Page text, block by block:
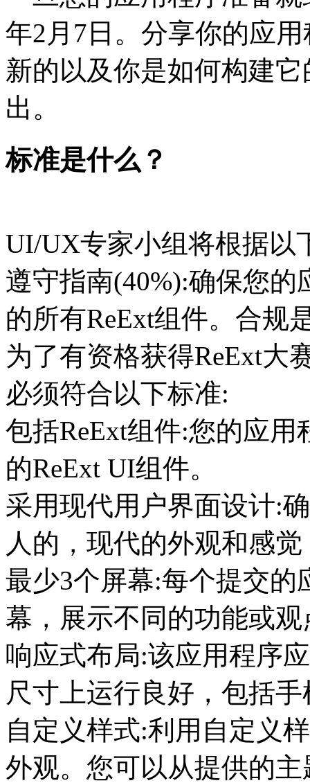
年2月7日。分享你的应
新的以及你是如何构建
出。
标准是什么？
UI/UX专家小组将根据以
遵守指南(40%):确保您
的所有ReExt组件。合规
为了有资格获得ReExt大
必须符合以下标准:
包括ReExt组件:您的应
的ReExt UI组件。
采用现代用户界面设计:
人的，现代的外观和感
最少3个屏幕:每个提交的
幕，展示不同的功能或观
响应式布局:该应用程序
尺寸上运行良好，包括
自定义样式:利用自定义
外观。您可以从提供的